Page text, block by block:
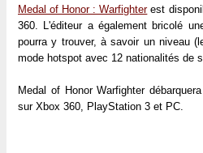
Medal of Honor : Warfighterest
360. L'éditeur a également bricolé
pourra y trouver, à savoir un niveau
mode hotspot avec 12 nationalités de
Medal of Honor Warfighter
sur Xbox 360, PlayStation 3 et PC.